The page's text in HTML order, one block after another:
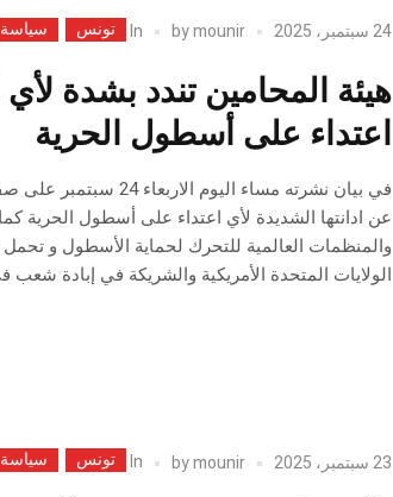
24 سبتمبر، 2025 bymounir
In تونس سياسة
هيئة المحامين تندد بشدة لأي
اعتداء على أسطول الحرية
في بيان نشرته مساء اليوم
عن ادانتها الشديدة لأي اعتداء على أسطول الحرية
والمنظمات العالمية للتحرك لحماية الأسطول و تحمل
الولايات المتحدة الأمريكية والشريكة في إبادة
23 سبتمبر، 2025 bymounir
In تونس سياسة